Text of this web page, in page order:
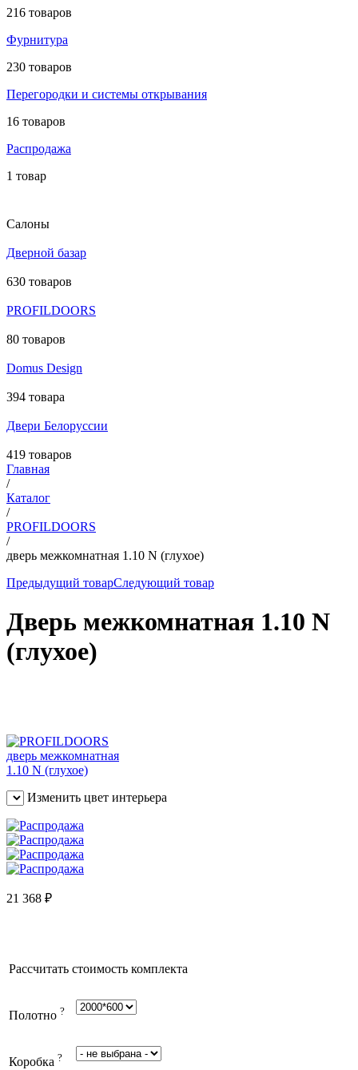
216 товаров
Фурнитура
230 товаров
Перегородки и системы открывания
16 товаров
Распродажа
1 товар
Салоны
Дверной базар
630 товаров
PROFILDOORS
80 товаров
Domus Design
394 товара
Двери Белоруссии
419 товаров
Главная
/
Каталог
/
PROFILDOORS
/
дверь межкомнатная 1.10 N (глухое)
Предыдущий товарСледующий товар
Дверь межкомнатная 1.10 N
(глухое)
Изменить цвет интерьера
21 368 ₽
Рассчитать стоимость комплекта
Полотно ?
Коробка ?